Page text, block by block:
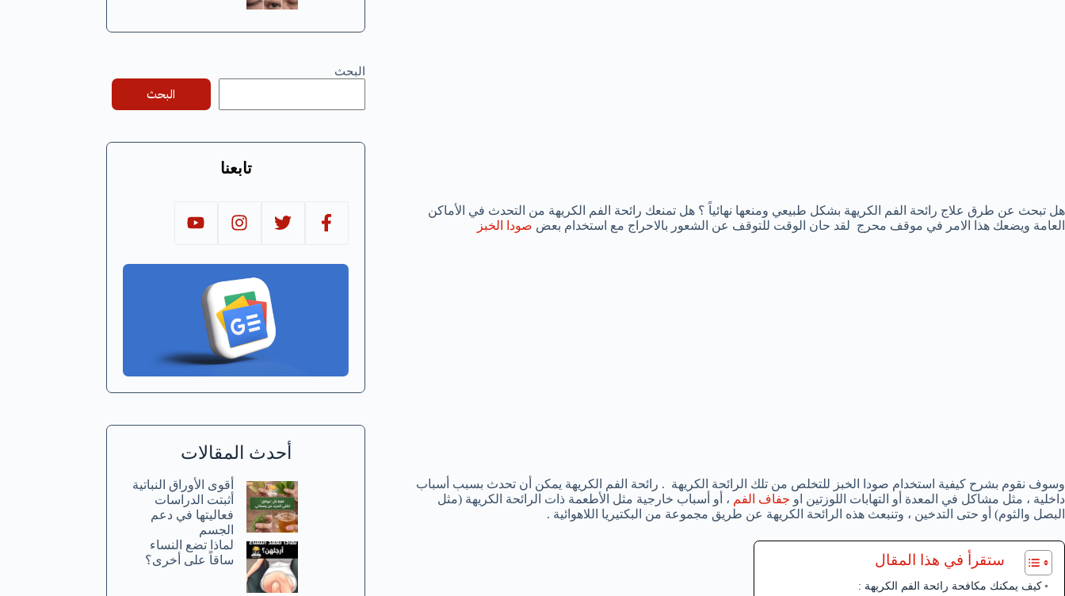
هل تبحث عن طرق علاج رائحة الفم الكريهة بشكل طبيعي ومنعها نهائياً ؟ هل تمنعك رائحة الفم الكريهة من التحدث في الأماكن
العامة ويضعك هذا الامر في موقف محرج لقد حان الوقت للتوقف عن الشعور بالاحراج مع استخدام بعض صودا الخبز
وسوف نقوم بشرح كيفية استخدام صودا الخبز للتخلص من تلك الرائحة الكريهة . رائحة الفم الكريهة يمكن أن تحدث بسبب أسباب
داخلية ، مثل مشاكل في المعدة أو التهابات اللوزتين او جفاف الفم ، أو أسباب خارجية مثل الأطعمة ذات الرائحة الكريهة (مثل
البصل والثوم) أو حتى التدخين ، وتنبعث هذه الرائحة الكريهة عن طريق مجموعة من البكتيريا اللاهوائية .
ستقرأ في هذا المقال
كيف يمكنك مكافحة رائحة الفم الكريهة :
البحث
البحث
تابعنا
أحدث المقالات
أقوى الأوراق النباتية
أثبتت الدراسات
فعاليتها في دعم
الجسم
لماذا تضع النساء
ساقاً على أخرى؟